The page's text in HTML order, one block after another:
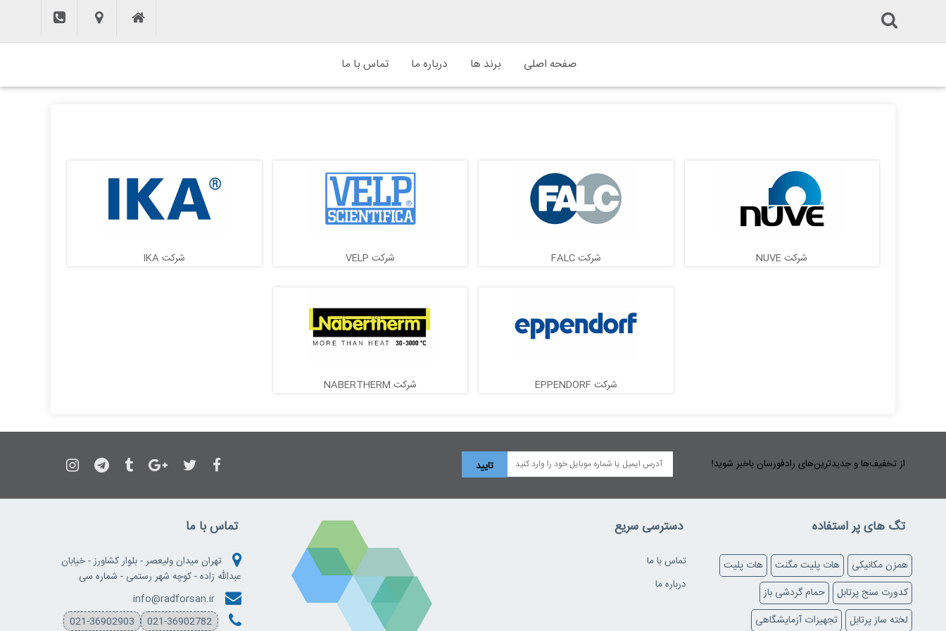
صفحه اصلی برند ها درباره ما تماس با ما
شرکت NUVE شرکت FALC شرکت VELP شرکت IKA
شرکت EPPENDORF شرکت NABERTHERM
از تخفیف‌ها و جدیدترین‌های رادفورسان باخبر شوید!
تگ های پر استفاده
همزن مکانیکی هات پلیت مگنت
هات پلیت
کدورت سنج پرتابل
حمام گردشی باز
لخته ساز پرتابل
تجهیزات آزمایشگاهی
دسترسی سریع
تماس با ما
درباره ما
تماس با ما
تهران میدان ولیعصر - بلوار کشاورز - خیابان
عبدالله زاده - کوچه شهر رستمی - شماره سی
info@radforsan.ir
021-36902903
021-36902782